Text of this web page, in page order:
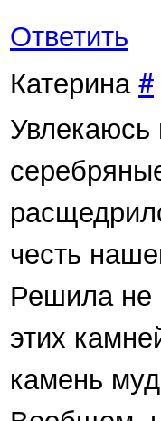
Ответить
Катерина#
Увлекаюсь
честь
Решила не
этих
камень